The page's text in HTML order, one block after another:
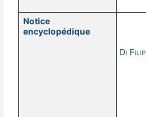
Notice
encyclopédique
Di